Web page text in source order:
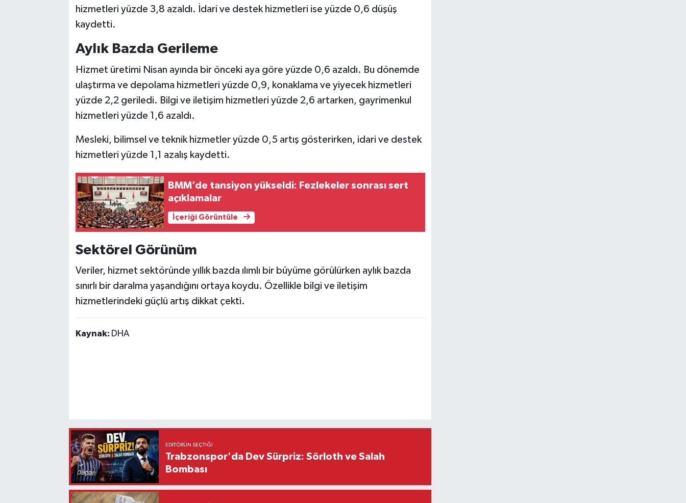
hizmetleri yüzde 3,8 azaldı. İdari ve destek hizmetleri ise yüzde 0,6 düşüş
kaydetti.
Aylık Bazda Gerileme
Hizmet üretimi Nisan ayında bir önceki aya göre yüzde 0,6 azaldı. Bu dönemde
ulaştırma ve depolama hizmetleri yüzde 0,9, konaklama ve yiyecek hizmetleri
yüzde 2,2 geriledi. Bilgi ve iletişim hizmetleri yüzde 2,6 artarken, gayrimenkul
hizmetleri yüzde 1,6 azaldı.
Mesleki, bilimsel ve teknik hizmetler yüzde 0,5 artış gösterirken, idari ve destek
hizmetleri yüzde 1,1 azalış kaydetti.
BMM’de tansiyon yükseldi: Fezlekeler sonrası sert
açıklamalar
İçeriği Görüntüle
Sektörel Görünüm
Veriler, hizmet sektöründe yıllık bazda ılımlı bir büyüme görülürken aylık bazda
sınırlı bir daralma yaşandığını ortaya koydu. Özellikle bilgi ve iletişim
hizmetlerindeki güçlü artış dikkat çekti.
Kaynak: DHA
EDITÖRÜN SEÇTIĞI
Trabzonspor'da Dev Sürpriz: Sörloth ve Salah
Bombası